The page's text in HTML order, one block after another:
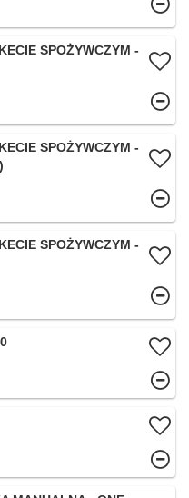
SPOŻYWCZYM -
SPOŻYWCZYM -
SPOŻYWCZYM -